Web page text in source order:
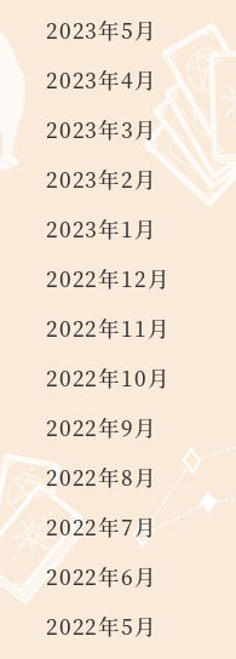
2023年5月
2023年4月
2023年3月
2023年2月
2023年1月
2022年12月
2022年11月
2022年10月
2022年9月
2022年8月
2022年7月
2022年6月
2022年5月